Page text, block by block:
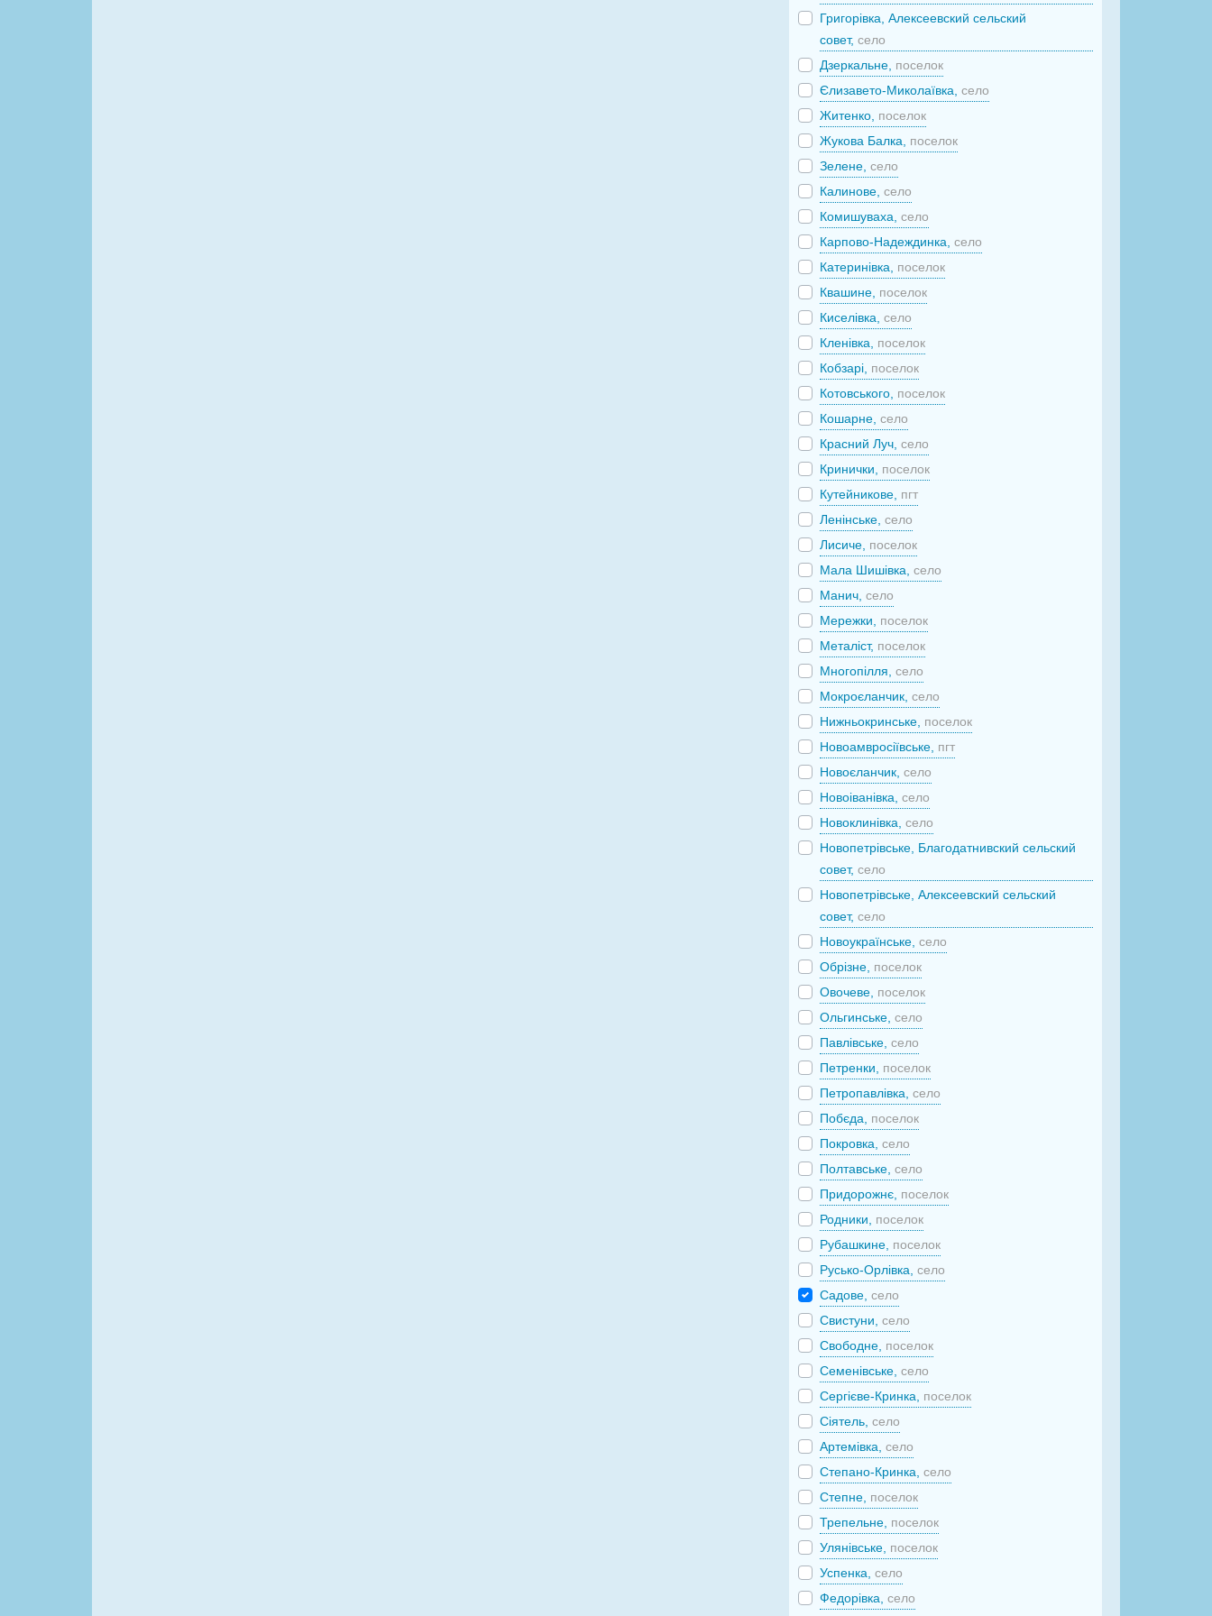
Григорівка, Алексеевский сельский
совет,село
Дзеркальне, поселок
Єлизавето-Миколаївка,село
Житенко, поселок
Жукова Балка, поселок
Зелене,село
Калинове,село
Комишуваха,село
Карпово-Надеждинка,село
Катеринівка, поселок
Квашине, поселок
Киселівка,село
Кленівка, поселок
Кобзарі, поселок
Котовського, поселок
Кошарне,село
Красний Луч,село
Кринички, поселок
Кутейникове, пгт
Ленінське,село
Лисиче, поселок
Мала Шишівка,село
Манич,село
Мережки, поселок
Металіст, поселок
Многопілля,село
Мокроєланчик,село
Нижньокринське, поселок
Новоамвросіївське, пгт
Новоєланчик,село
Новоіванівка,село
Новоклинівка,село
Новопетрівське, Благодатнивский сельский
совет,село
Новопетрівське, Алексеевский сельский
совет,село
Новоукраїнське,село
Обрізне, поселок
Овочеве, поселок
Ольгинське,село
Павлівське,село
Петренки, поселок
Петропавлівка,село
Побєда, поселок
Покровка,село
Полтавське,село
Придорожнє, поселок
Родники, поселок
Рубашкине, поселок
Русько-Орлівка,село
Садове,село
Свистуни,село
Свободне, поселок
Семенівське,село
Сергієве-Кринка, поселок
Сіятель,село
Артемівка,село
Степано-Кринка,село
Степне, поселок
Трепельне, поселок
Улянівське, поселок
Успенка,село
Федорівка,село